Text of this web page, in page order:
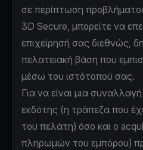
σε περίπτωση
3D Secure, μπορείτε να
επιχείρησή σας διεθνώς,
πελατειακή βάση που
μέσω του ιστότοπού σας.
Για να είναι μια
εκδότης (η τράπεζα που
του πελάτη) όσο και ο
πληρωμών του εμπόρου)